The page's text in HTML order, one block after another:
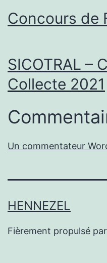
Concours de
SICOTRAL –
Collecte 2021
Un commentateur
HENNEZEL
Fièrement propulsé par